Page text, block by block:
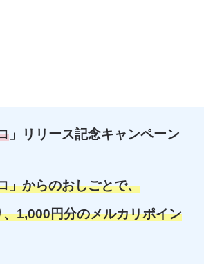
」リリース記念キャンペーン
からのおしごとで、
1,000円分のメルカリポイン